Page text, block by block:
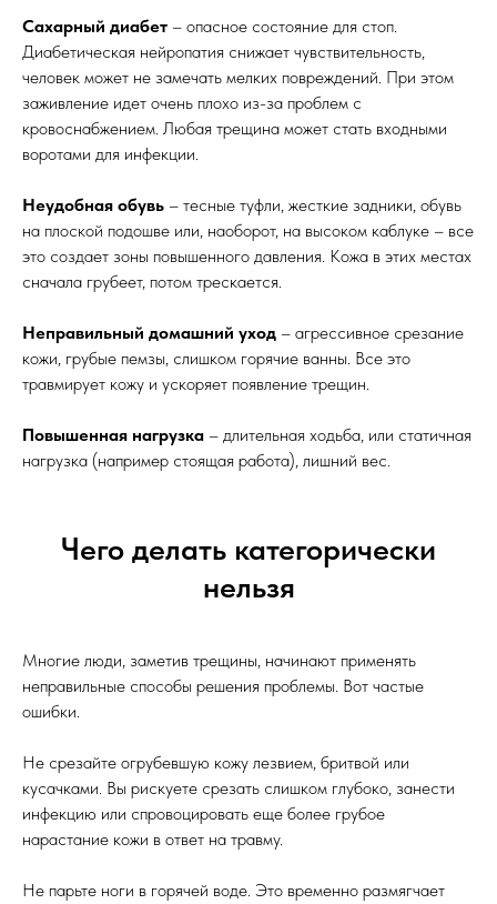
Сахарный диабет – опасное состояние для стоп.
Диабетическая нейропатия снижает чувствительность,
человек может не замечать мелких повреждений. При этом
заживление идет очень плохо из-за проблем с
кровоснабжением. Любая трещина может стать входными
воротами для инфекции.
Неудобная обувь – тесные туфли, жесткие задники, обувь
на плоской подошве или, наоборот, на высоком каблуке – все
это создает зоны повышенного давления. Кожа в этих местах
сначала грубеет, потом трескается.
Неправильный домашний уход – агрессивное срезание
кожи, грубые пемзы, слишком горячие ванны. Все это
травмирует кожу и ускоряет появление трещин.
Повышенная нагрузка – длительная ходьба, или статичная
нагрузка (например стоящая работа), лишний вес.
Чего делать категорически
нельзя
Многие люди, заметив трещины, начинают применять
неправильные способы решения проблемы. Вот частые
ошибки.
Не срезайте огрубевшую кожу лезвием, бритвой или
кусачками. Вы рискуете срезать слишком глубоко, занести
инфекцию или спровоцировать еще более грубое
нарастание кожи в ответ на травму.
Не парьте ноги в горячей воде. Это временно размягчает